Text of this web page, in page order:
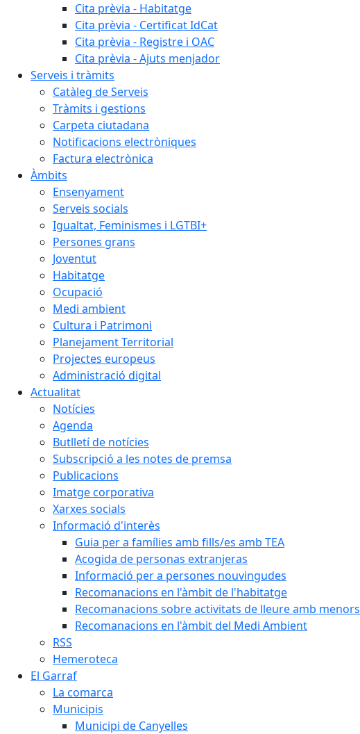
Cita prèvia - Habitatge
Cita prèvia - Certificat IdCat
Cita prèvia - Registre i OAC
Cita prèvia - Ajuts menjador
Serveis i tràmits
Catàleg de Serveis
Tràmits i gestions
Carpeta ciutadana
Notificacions electròniques
Factura electrònica
Àmbits
Ensenyament
Serveis socials
Igualtat, Feminismes i LGTBI+
Persones grans
Joventut
Habitatge
Ocupació
Medi ambient
Cultura i Patrimoni
Planejament Territorial
Projectes europeus
Administració digital
Actualitat
Notícies
Agenda
Butlletí de notícies
Subscripció a les notes de premsa
Publicacions
Imatge corporativa
Xarxes socials
Informació d'interès
Guia per a famílies amb fills/es amb TEA
Acogida de personas extranjeras
Informació per a persones nouvingudes
Recomanacions en l'àmbit de l'habitatge
Recomanacions sobre activitats de lleure amb menors
Recomanacions en l'àmbit del Medi Ambient
RSS
Hemeroteca
El Garraf
La comarca
Municipis
Municipi de Canyelles